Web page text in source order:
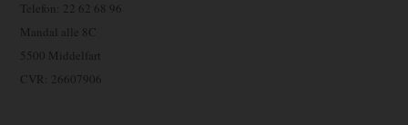
Telefon: 22 62 68 96
Mandal alle 8C
5500 Middelfart
CVR: 26607906